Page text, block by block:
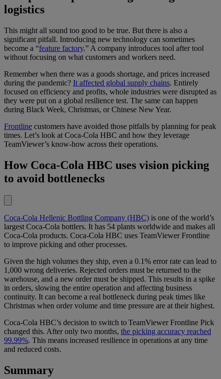
logistics
This might all sound too good to be true. But there is also a
significant pitfall. Introducing new technology can sometimes
become a “feature factory.” A company introduces tool after tool
without focusing on what customers and workers need.
Remember when there was a goods shortage, and prices increased
during the pandemic? It affected global supply chains. Entirely
focused on efficiency and profits, whole industries were disrupted as
they were put on a global resilience test. The same can happen
during Black Week, Christmas, or Chinese New Year.
Frontline customers have avoided those pitfalls by planning for peak
times. Let’s look at Coca-Cola HBC and how they leverage
TeamViewer’s know-how across their operations.
How Coca-Cola HBC uses vision picking
to avoid bottlenecks
Coca-Cola Hellenic Bottling Company (HBC) is one of the world’s
largest Coca-Cola bottlers. It has 54 plants worldwide and makes all
Coca-Cola products. Coca-Cola HBC uses TeamViewer Frontline
to improve picking and other processes.
Given the high volumes they ship, even a 0.1% error rate can lead to
1,000 wrong deliveries. Rejected orders must be returned to the
warehouse, and a new order must be shipped. This results in a spike
in orders, slowing the entire operation and affecting business
continuity. It can become a real bottleneck during peak times like
Christmas when order volume and time pressure are at their highest.
Coca-Cola HBC’s decision to switch to TeamViewer Frontline Pick
changed this. After only two months, the picking accuracy reached
99.99%. This means increased resilience in operations at any time
and reduced costs.
Summary